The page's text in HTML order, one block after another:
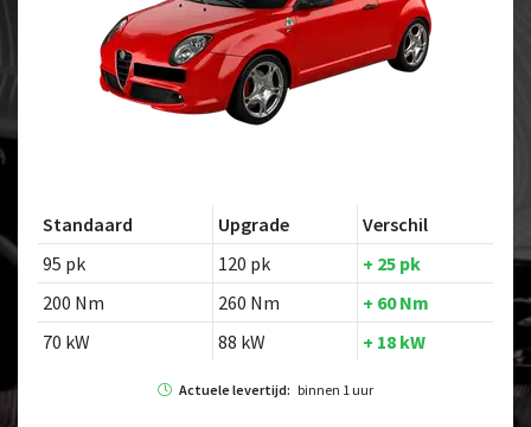
Standaard Upgrade
Verschil
95 pk
120 pk
+ 25 pk
200 Nm
260 Nm
+ 60 Nm
70 kW
88 kW + 18 kW
Actuele levertijd: binnen 1 uur